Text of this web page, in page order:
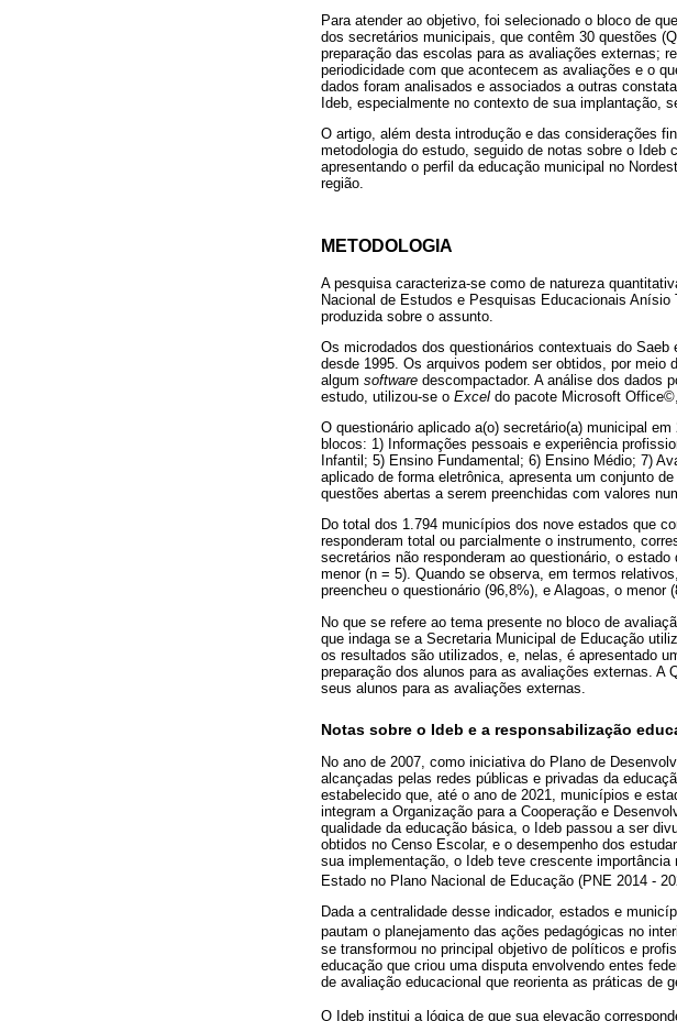
Para atender ao objetivo, foi selecionado o bloco de
dos secretários municipais, que contêm 30 questões
preparação das escolas para as avaliações externas;
periodicidade com que acontecem as avaliações e o
dados foram analisados e associados a outras
Ideb, especialmente no contexto de sua implantação,
O artigo, além desta introdução e das considerações
metodologia do estudo, seguido de notas sobre o
apresentando o perfil da educação municipal no
região.
METODOLOGIA
A pesquisa caracteriza-se como de natureza
Nacional de Estudos e Pesquisas Educacionais
produzida sobre o assunto.
Os microdados dos questionários contextuais do
desde 1995. Os arquivos podem ser obtidos, por meio
algum software descompactador. A análise dos dados
estudo, utilizou-se o Excel do pacote Microsoft
O questionário aplicado a(o) secretário(a) municipal
blocos: 1) Informações pessoais e experiência
Infantil; 5) Ensino Fundamental; 6) Ensino Médio; 7)
aplicado de forma eletrônica, apresenta um conjunto
questões abertas a serem preenchidas com valores
Do total dos 1.794 municípios dos nove estados que
responderam total ou parcialmente o instrumento,
secretários não responderam ao questionário, o
menor (n = 5). Quando se observa, em termos
preencheu o questionário (96,8%), e Alagoas, o menor
No que se refere ao tema presente no bloco de
que indaga se a Secretaria Municipal de Educação
os resultados são utilizados, e, nelas, é apresentado
preparação dos alunos para as avaliações externas. A
seus alunos para as avaliações externas.
Notas sobre o Ideb e a responsabilização
No ano de 2007, como iniciativa do Plano de
alcançadas pelas redes públicas e privadas da
estabelecido que, até o ano de 2021, municípios e
integram a Organização para a Cooperação e
qualidade da educação básica, o Ideb passou a ser
obtidos no Censo Escolar, e o desempenho dos
sua implementação, o Ideb teve crescente
Estado no Plano Nacional de Educação (PNE 2014 -
Dada a centralidade desse indicador, estados e
pautam o planejamento das ações pedagógicas no
se transformou no principal objetivo de políticos e
educação que criou uma disputa envolvendo entes
de avaliação educacional que reorienta as práticas de
O Ideb institui a lógica de que sua elevação